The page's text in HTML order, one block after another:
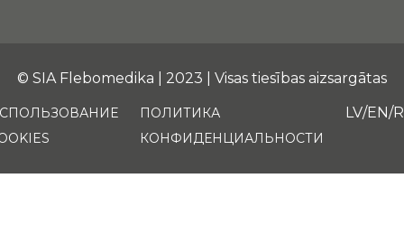
© SIA Flebomedika | 2023 | Visas tiesības aizsargātas
ПОЛИТИКА
КОНФИДЕНЦИАЛЬНОСТИ
LV EN